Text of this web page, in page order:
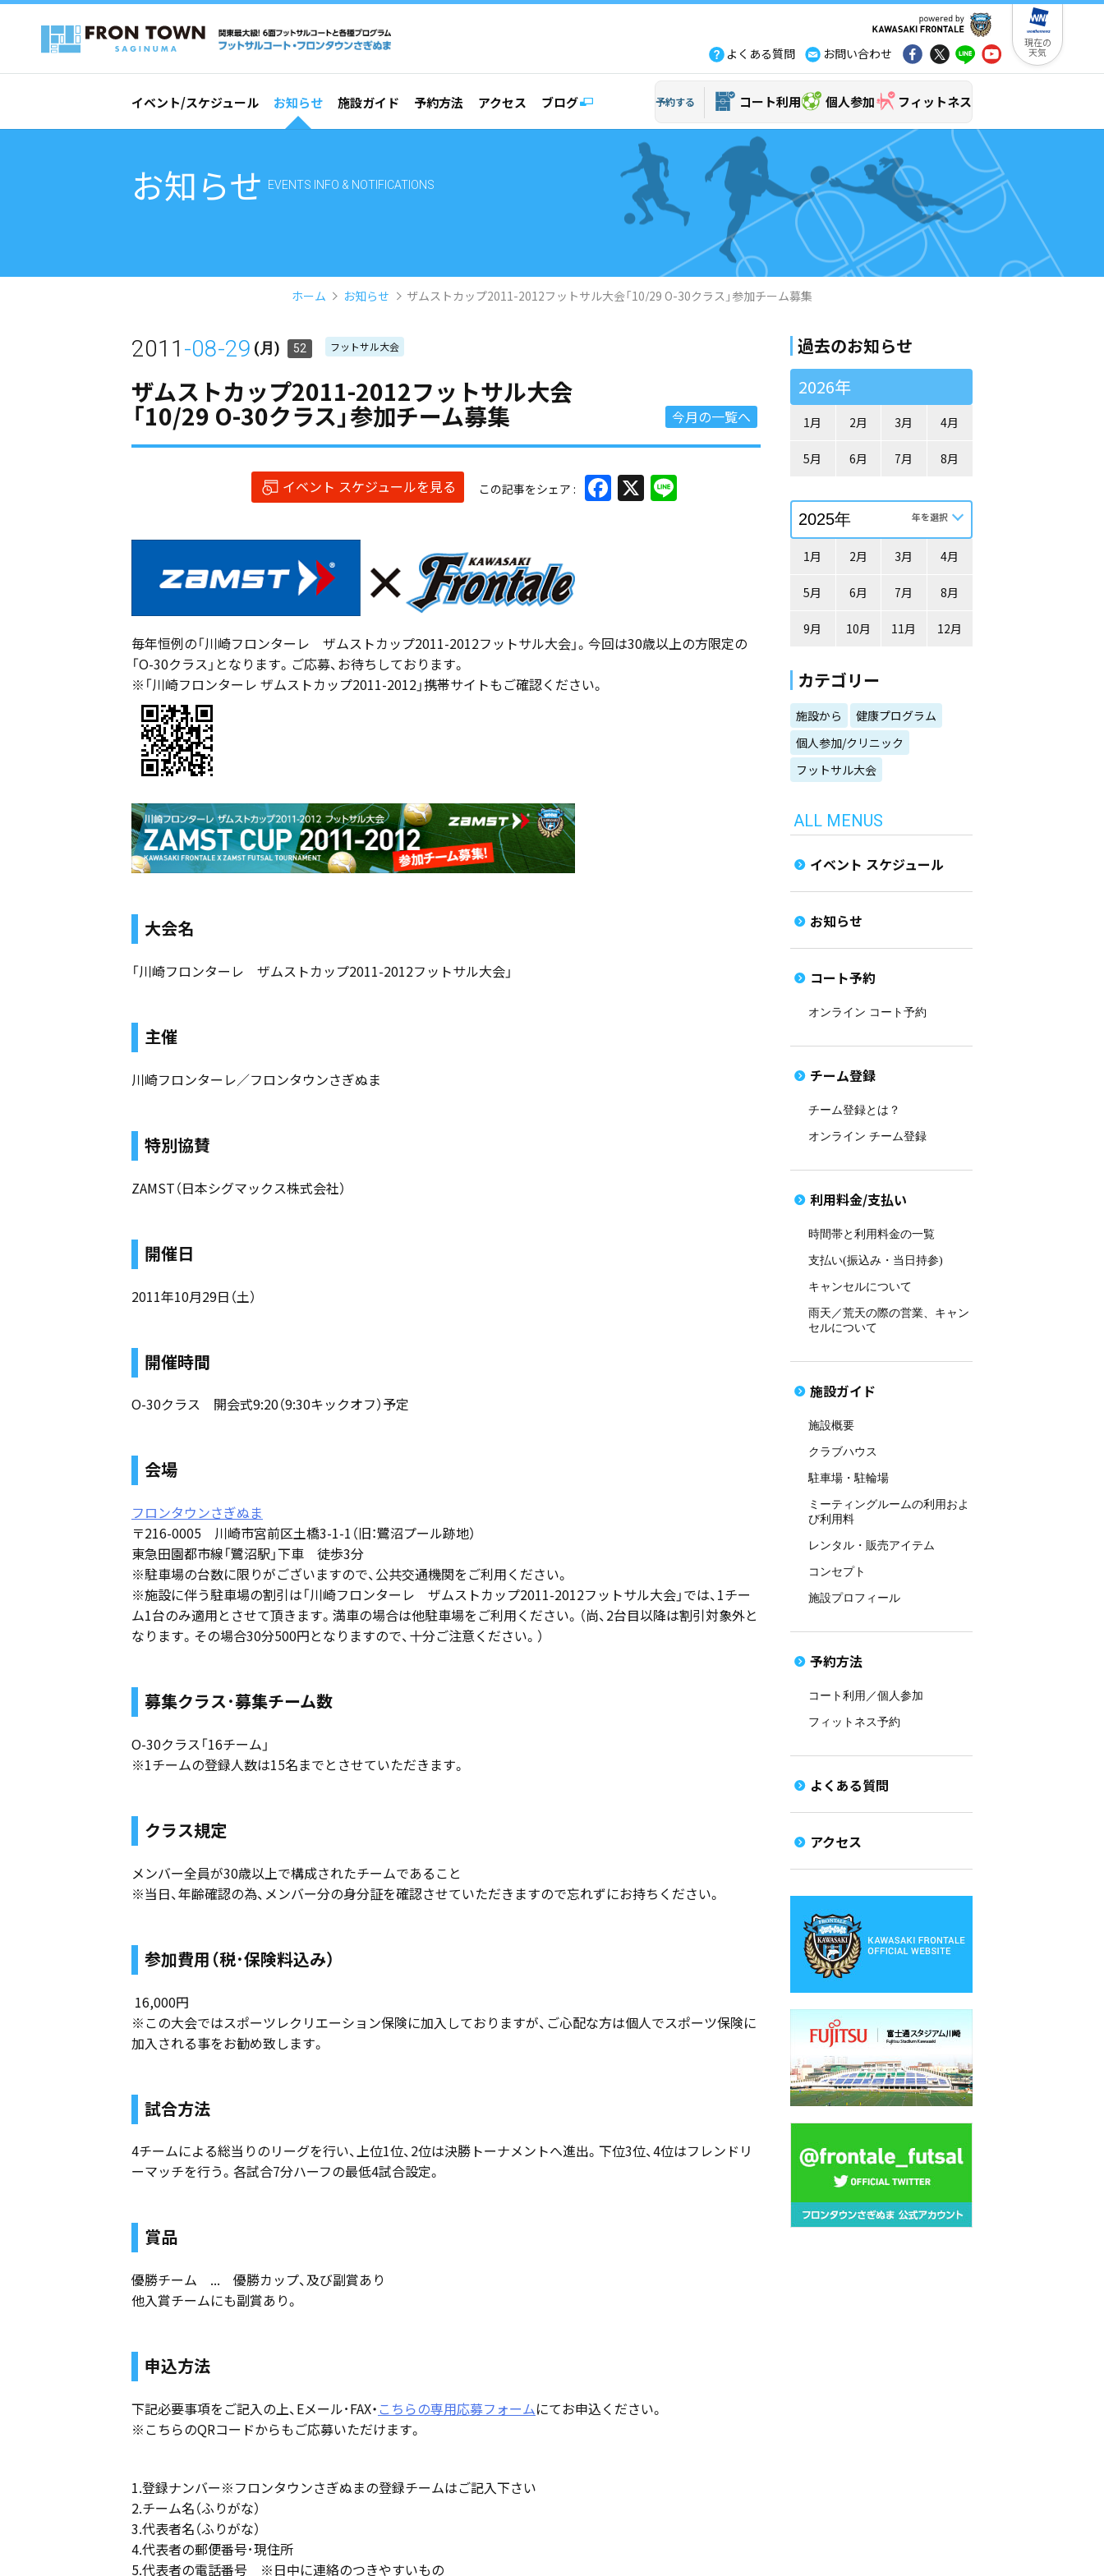
現在の
天気
よくある質問 お問い合わせ
イベント/スケジュール お知らせ 施設ガイド 予約方法 アクセス ブログ 予約する コート利用 個人参加 フィットネス
お知らせ EVENTS INFO & NOTIFICATIONS
ホーム お知らせ ザムストカップ2011-2012フットサル大会「10/29 O-30クラス」参加チーム募集
2011 -08-29 (月) 52 フットサル大会
ザムストカップ2011-2012フットサル大会
「10/29 O-30クラス」参加チーム募集 今月の一覧へ
イベント スケジュールを見る この記事をシェア Facebook
X Line
毎年恒例の「川崎フロンターレ ザムストカップ2011-2012フットサル大会」。今回は30歳以上の方限定の
「O-30クラス」となります。ご応募、お待ちしております。
※「川崎フロンターレ ザムストカップ2011-2012」携帯サイトもご確認ください。
大会名
「川崎フロンターレ ザムストカップ2011-2012フットサル大会」
主催
川崎フロンターレ／フロンタウンさぎぬま
特別協賛
ZAMST（日本シグマックス株式会社）
開催日
2011年10月29日（土）
開催時間
O-30クラス 開会式9:20（9:30キックオフ）予定
会場
フロンタウンさぎぬま
〒216-0005 川崎市宮前区土橋3-1-1（旧：鷺沼プール跡地）
東急田園都市線「鷺沼駅」下車 徒歩3分
※駐車場の台数に限りがございますので、公共交通機関をご利用ください。
※施設に伴う駐車場の割引は「川崎フロンターレ ザムストカップ2011-2012フットサル大会」では、1チー
ム1台のみ適用とさせて頂きます。満車の場合は他駐車場をご利用ください。（尚、2台目以降は割引対象外と
なります。その場合30分500円となりますので、十分ご注意ください。）
募集クラス･募集チーム数
O-30クラス「16チーム」
※1チームの登録人数は15名までとさせていただきます。
クラス規定
メンバー全員が30歳以上で構成されたチームであること
※当日、年齢確認の為、メンバー分の身分証を確認させていただきますので忘れずにお持ちください。
参加費用（税･保険料込み）
16,000円
※この大会ではスポーツレクリエーション保険に加入しておりますが、ご心配な方は個人でスポーツ保険に
加入される事をお勧め致します。
試合方法
4チームによる総当りのリーグを行い、上位1位、2位は決勝トーナメントへ進出。下位3位、4位はフレンドリ
ーマッチを行う。各試合7分ハーフの最低4試合設定。
賞品
優勝チーム ... 優勝カップ、及び副賞あり
他入賞チームにも副賞あり。
申込方法
下記必要事項をご記入の上、Eメール･FAX・ こちらの専用応募フォームにてお申込ください。
※こちらのQRコードからもご応募いただけます。
1.登録ナンバー※フロンタウンさぎぬまの登録チームはご記入下さい
2.チーム名（ふりがな）
3.代表者名（ふりがな）
4.代表者の郵便番号･現住所
5.代表者の電話番号 ※日中に連絡のつきやすいもの
過去のお知らせ
2026年
1月 2月 3月 4月
5月 6月 7月 8月
1月 2月 3月 4月
5月 6月 7月 8月
9月 10月 11月 12月
カテゴリー
施設から
健康プログラム
個人参加/クリニック
フットサル大会
ALL MENUS
イベント スケジュール
お知らせ
コート予約
オンライン コート予約
チーム登録
チーム登録とは？
オンライン チーム登録
利用料金/支払い
時間帯と利用料金の一覧
支払い(振込み・当日持参)
キャンセルについて
雨天／荒天の際の営業、キャン
セルについて
施設ガイド
施設概要
クラブハウス
駐車場・駐輪場
ミーティングルームの利用およ
び利用料
レンタル・販売アイテム
コンセプト
施設プロフィール
予約方法
コート利用／個人参加
フィットネス予約
よくある質問
アクセス